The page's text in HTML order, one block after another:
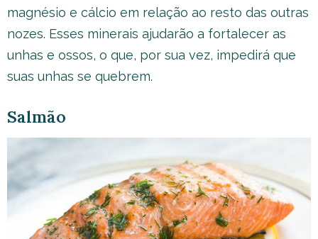
magnésio e cálcio em relação ao resto das outras
nozes. Esses minerais ajudarão a fortalecer as
unhas e ossos, o que, por sua vez, impedirá que
suas unhas se quebrem.
Salmão